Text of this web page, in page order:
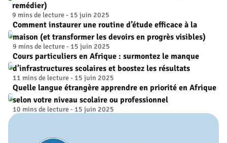
remédier)
9 mins de lecture - 15 juin 2025
Comment instaurer une routine d’étude efficace à la
maison (et transformer les devoirs en progrès visibles)
9 mins de lecture - 15 juin 2025
Cours particuliers en Afrique : surmontez le manque
d’infrastructures scolaires et boostez les résultats
11 mins de lecture - 15 juin 2025
Quelle langue étrangère apprendre en priorité en Afrique
selon votre niveau scolaire ou professionnel
10 mins de lecture - 15 juin 2025